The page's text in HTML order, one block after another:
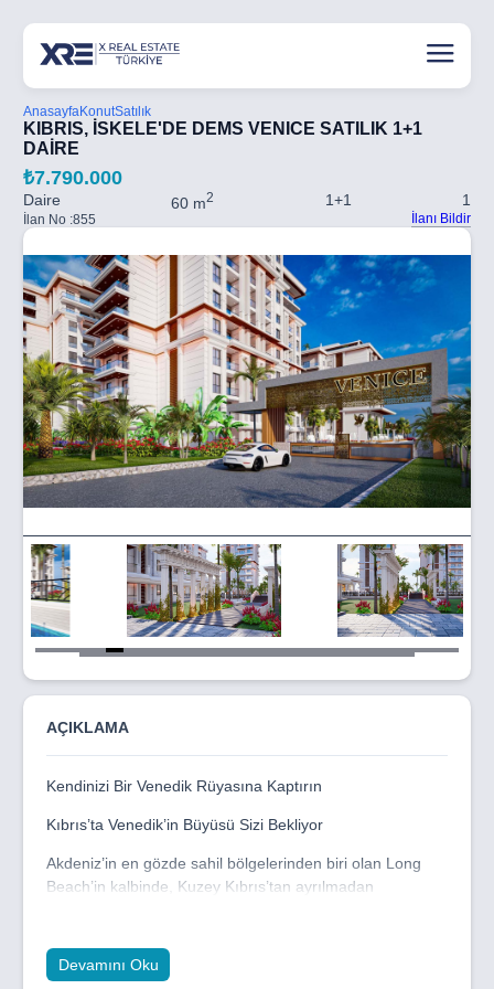
AnasayfaKonutSatılık
KIBRIS, İSKELE'DE DEMS VENICE SATILIK 1+1
DAİRE
₺7.790.000
Daire 60 m2 1+1 1
İlan No :855 İlanı Bildir
5
of
AÇIKLAMA
Kendinizi Bir Venedik Rüyasına Kaptırın
Kıbrıs’ta Venedik’in Büyüsü Sizi Bekliyor
Akdeniz’in en gözde sahil bölgelerinden biri olan Long
Beach’in kalbinde, Kuzey Kıbrıs’tan ayrılmadan
Dem’s Construction güvencesiyle hayata geçirilen
Venedik Projesi, adeta Venedik’in zarafetini ve estetiğini
Devamını Oku